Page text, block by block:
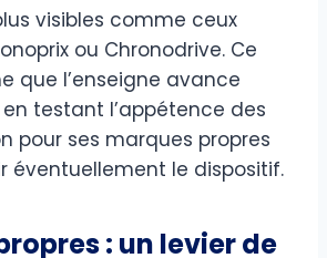
visibles comme ceux
ou Chronodrive. Ce
que l’enseigne avance
testant l’appétence des
pour ses marques propres
éventuellement le dispositif.
: un levier de